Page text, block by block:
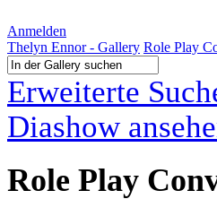
Anmelden
Thelyn Ennor - Gallery Role Play
Erweiterte
Diashow
Role Play